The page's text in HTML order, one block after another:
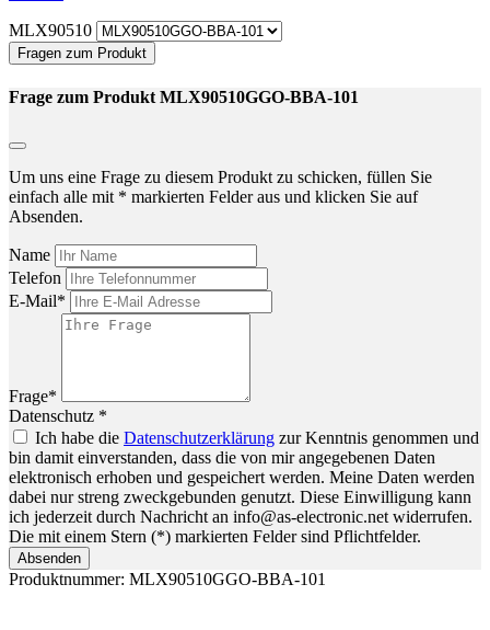
MLX90510
Fragen zum Produkt
Frage zum Produkt MLX90510GGO-BBA-101
Um uns eine Frage zu diesem Produkt zu schicken, füllen Sie
einfach alle mit * markierten Felder aus und klicken Sie auf
Absenden.
Name
Telefon
E-Mail*
Frage*
Datenschutz *
Ich habe die Datenschutzerklärung zur Kenntnis genommen und
bin damit einverstanden, dass die von mir angegebenen Daten
elektronisch erhoben und gespeichert werden. Meine Daten werden
dabei nur streng zweckgebunden genutzt. Diese Einwilligung kann
ich jederzeit durch Nachricht an info@as-electronic.net widerrufen.
Die mit einem Stern (*) markierten Felder sind Pflichtfelder.
Absenden
Produktnummer: MLX90510GGO-BBA-101